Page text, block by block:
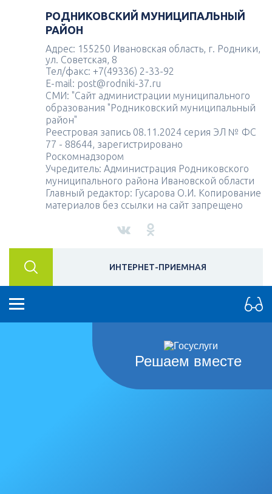
РОДНИКОВСКИЙ МУНИЦИПАЛЬНЫЙ
РАЙОН
Адрес: 155250 Ивановская область, г. Родники,
ул. Советская, 8
Тел/факс: +7(49336) 2-33-92
E-mail: post@rodniki-37.ru
СМИ: "Сайт администрации муниципального
образования "Родниковский муниципальный
район"
Реестровая запись 08.11.2024 серия ЭЛ № ФС
77 - 88644, зарегистрировано
Роскомнадзором
Учредитель: Администрация Родниковского
муниципального района Ивановской области
Главный редактор: Гусарова О.И. Копирование
материалов без ссылки на сайт запрещено
ИНТЕРНЕТ-ПРИЕМНАЯ
Решаем вместе